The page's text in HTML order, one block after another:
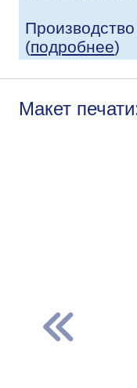
(подробнее)
Макет